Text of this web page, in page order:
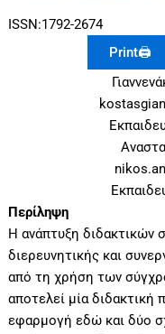
ISSN:1792-2674
Print🖨
Περίληψη
Η ανάπτυξη διδακτικών
διερευνητικής και
από τη χρήση των
αποτελεί μία διδακτική
εφαρμογή εδώ και δύο